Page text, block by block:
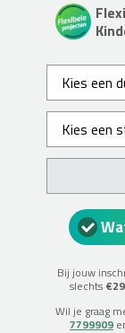
Bij jouw
slechts
Wil je graag
7799909